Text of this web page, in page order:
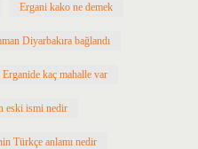
Ergani kako ne demek
Diyarbakıra bağlandı
Erganide kaç mahalle var
eski ismi nedir
Türkçe anlamı nedir